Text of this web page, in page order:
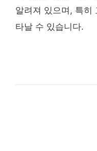
알려져 있으며, 특히
타날 수 있습니다.